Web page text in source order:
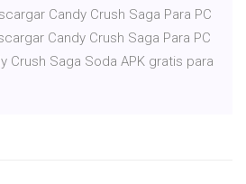
Candy Crush Saga Para PC
Candy Crush Saga Para PC
Crush Saga Soda APK gratis para